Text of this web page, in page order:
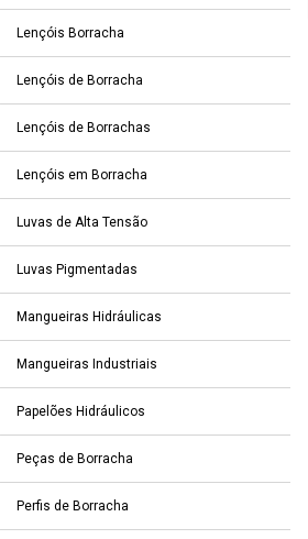
Lençóis Borracha
Lençóis de Borracha
Lençóis de Borrachas
Lençóis em Borracha
Luvas de Alta Tensão
Luvas Pigmentadas
Mangueiras Hidráulicas
Mangueiras Industriais
Papelões Hidráulicos
Peças de Borracha
Perfis de Borracha